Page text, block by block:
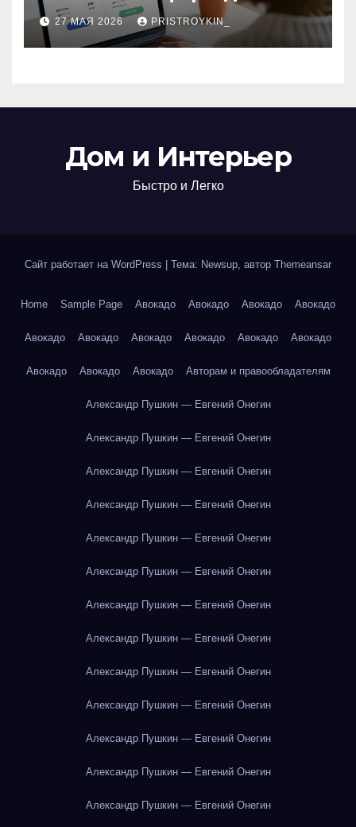
поиска авиабилетов и
железнодорожных
билетов
27 МАЯ 2026 PRISTROYKIN_
Дом и Интерьер
Быстро и Легко
Сайт работает на WordPress Тема: Newsup, автор Themeansar
Home Sample Page Авокадо Авокадо Авокадо Авокадо
Авокадо Авокадо Авокадо Авокадо Авокадо Авокадо
Авокадо Авокадо Авокадо Авторам и правообладателям
Александр Пушкин — Евгений Онегин
Александр Пушкин — Евгений Онегин
Александр Пушкин — Евгений Онегин
Александр Пушкин — Евгений Онегин
Александр Пушкин — Евгений Онегин
Александр Пушкин — Евгений Онегин
Александр Пушкин — Евгений Онегин
Александр Пушкин — Евгений Онегин
Александр Пушкин — Евгений Онегин
Александр Пушкин — Евгений Онегин
Александр Пушкин — Евгений Онегин
Александр Пушкин — Евгений Онегин
Александр Пушкин — Евгений Онегин